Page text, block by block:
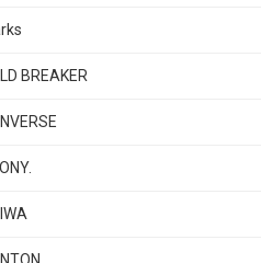
BREAKER